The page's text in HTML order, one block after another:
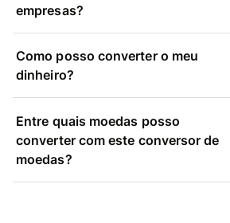
empresas?
Como posso converter o meu
dinheiro?
Entre quais moedas posso
converter com este conversor de
moedas?